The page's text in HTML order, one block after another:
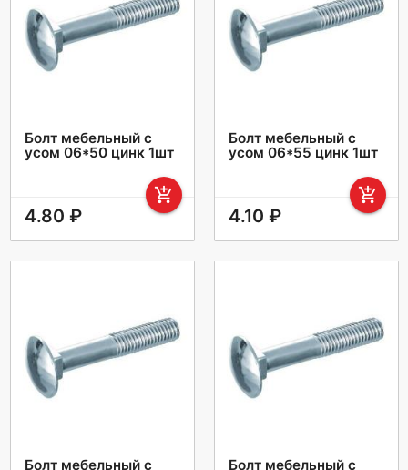
Болт мебельный с
усом 06*50 цинк 1шт
add_shopping_cart
4.80 ₽
Болт мебельный с
усом 06*55 цинк 1шт
add_shopping_cart
4.10 ₽
Болт мебельный с
Болт мебельный с